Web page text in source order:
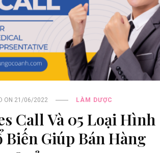
ON 21/06/2022 LÀM DƯỢC
Call Và 05 Loại Hình
Biến Giúp Bán Hàng